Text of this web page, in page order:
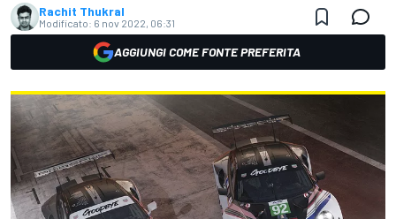
Rachit Thukral
Modificato: 6 nov 2022, 06:31
AGGIUNGI COME FONTE PREFERITA